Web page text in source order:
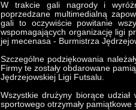
W trakcie gali nagrody i
poprzedzane multimedialną
gali to oczywiście powitanie
wspomagających organizację ligi
jej mecenasa - Burmistrza
Szczególne podziękowania
Firmy te zostały obdarowane
Jędrzejowskiej Ligi Futsalu.
Wszystkie drużyny biorące
sportowego otrzymały